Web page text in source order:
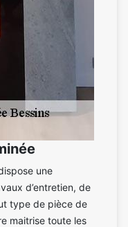
une
d’entretien, de
type de pièce de
maitrise toute les